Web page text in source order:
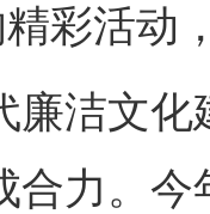
精彩活
洁文化
合力。